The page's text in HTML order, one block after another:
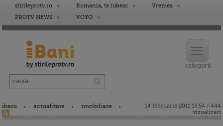
stirileprotv.ro Romania, te iubesc
Vremea
PROTV NEWS
VOYO
ibani actualitate imobiliare
14 februarie 2011 13:54 / 444
vizualizari